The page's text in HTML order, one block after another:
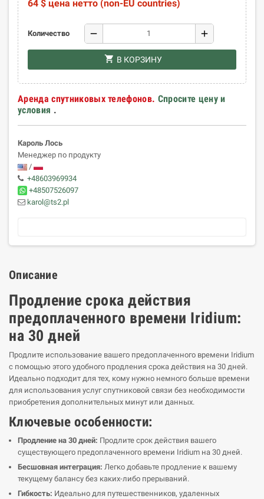
64 $ цена нетто (non-EU countries)
Количество remove add
shopping_cart В КОРЗИНУ
Аренда спутниковых телефонов. Спросите цену и
условия .
Кароль Лось
Менеджер по продукту
/
+48603969934
+48507526097
karol@ts2.pl
Описание
Продление срока действия
предоплаченного времени Iridium:
на 30 дней
Продлите использование вашего предоплаченного времени Iridium
с помощью этого удобного продления срока действия на 30 дней.
Идеально подходит для тех, кому нужно немного больше времени
для использования услуг спутниковой связи без необходимости
приобретения дополнительных минут или данных.
Ключевые особенности:
Продление на 30 дней: Продлите срок действия вашего
существующего предоплаченного времени Iridium на 30 дней.
Бесшовная интеграция: Легко добавьте продление к вашему
текущему балансу без каких-либо прерываний.
Гибкость: Идеально для путешественников, удаленных